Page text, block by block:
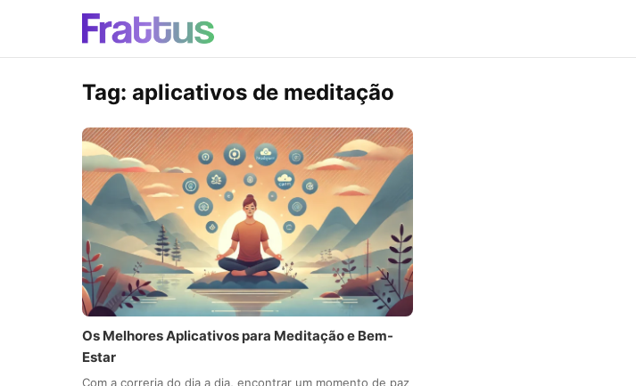
Tag: aplicativos de meditação
Os Melhores Aplicativos para Meditação e Bem-
Estar
Com a correria do dia a dia, encontrar um momento de paz